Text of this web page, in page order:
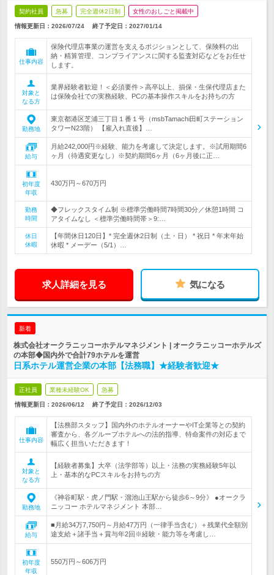
契約社員 急募 完全週休2日制 女性のおしごと掲載中
情報更新日：2026/07/24 終了予定日： 2027/01/14
仕事内容
保険代理店事業の運営を支えるポジションとして、保険料の出
納・精算管理、コンプライアンスに関する監査対応などをお任せ
します。
対象と
なる方
業界経験者歓迎！＜必須要件＞高卒以上、損保・生保代理店また
は保険会社での実務経験、PCの基本操作スキルをお持ちの方
勤務地
東京都港区芝浦三丁目１番１号（msbTamachi田町ステーション
タワーN23階） 【雇入れ直後】…
給与
月給242,000円※経験、能力を考慮して決定します。※試用期間6
ヶ月（待遇変更なし）※契約期間6ヶ月（6ヶ月後に正…
初年度
年収
430万円～670万円
勤務
時間
◆フレックスタイム制 ※標準労働時間7時間30分／休憩1時間 コ
アタイムなし ＜標準労働時間帯＞9:…
休日
休暇
【年間休日120日】* 完全週休2日制（土・日） * 祝日 * 年末年始
休暇 * メーデー（5/1）…
求人詳細を見る 気になる
新着
株式会社オークラニッコーホテルマネジメント | オークラニッコーホテルズ
の本部◆国内外で合計79ホテルを運営
日系ホテル運営企業の本部【法務職】★経験者歓迎★
正社員 業種未経験OK 急募
情報更新日：2026/06/12 終了予定日： 2026/12/03
仕事内容
【法務部スタッフ】国内外のホテルオーナーやIT企業等との契約
審査から、各グループホテルへの法的指導、特命案件の対応まで
幅広く担当いただきます！
対象と
なる方
【経験者募集】大卒（法学部等）以上・法務の実務経験5年以
上・基本的なPCスキルをお持ちの方
勤務地
《神谷町駅・虎ノ門駅・溜池山王駅から徒歩6～9分》 ●オークラ
ニッコー ホテルマネジメント 本部…
給与
■月給34万7,750円～月給47万円（一律手当含む）＋残業代全額別
途支給＋諸手当＋賞与年2回※経験・能力等を考慮し…
初年度
年収
550万円～606万円